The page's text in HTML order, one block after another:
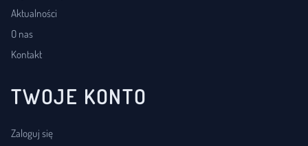
Aktualności
O nas
Kontakt
TWOJE KONTO
Zaloguj się